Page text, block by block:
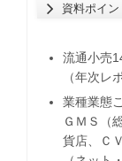
資料ポイン
流通小売
（年次レ
業種業態
ＧＭＳ（
貨店、Ｃ